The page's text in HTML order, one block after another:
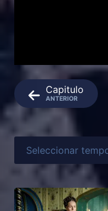
Capitulo
ANTERIOR
Seleccionar